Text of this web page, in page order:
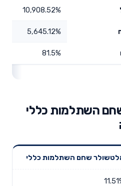
10,908.52%
5,645.12%
81.5%
השתלמות כללי
תשואה
דמי ניהול
שחם השתלמות כללי